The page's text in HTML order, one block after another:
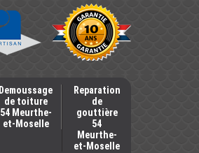
Demoussage
de toiture
54 Meurthe-
et-Moselle
Reparation
de
gouttière
54
Meurthe-
et-Moselle